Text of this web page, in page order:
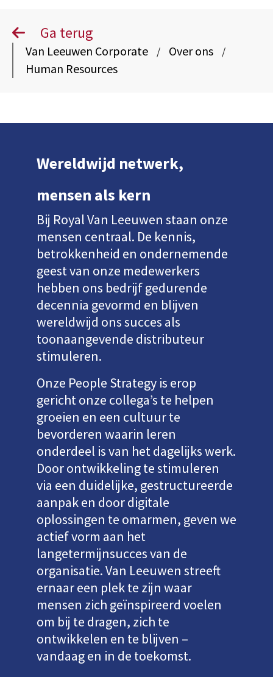
Ga terug
Van Leeuwen Corporate / Over ons /
Human Resources
Wereldwijd netwerk,
mensen als kern
Bij Royal Van Leeuwen staan onze
mensen centraal. De kennis,
betrokkenheid en ondernemende
geest van onze medewerkers
hebben ons bedrijf gedurende
decennia gevormd en blijven
wereldwijd ons succes als
toonaangevende distributeur
stimuleren.
Onze People Strategy is erop
gericht onze collega’s te helpen
groeien en een cultuur te
bevorderen waarin leren
onderdeel is van het dagelijks werk.
Door ontwikkeling te stimuleren
via een duidelijke, gestructureerde
aanpak en door digitale
oplossingen te omarmen, geven we
actief vorm aan het
langetermijnsucces van de
organisatie. Van Leeuwen streeft
ernaar een plek te zijn waar
mensen zich geïnspireerd voelen
om bij te dragen, zich te
ontwikkelen en te blijven –
vandaag en in de toekomst.